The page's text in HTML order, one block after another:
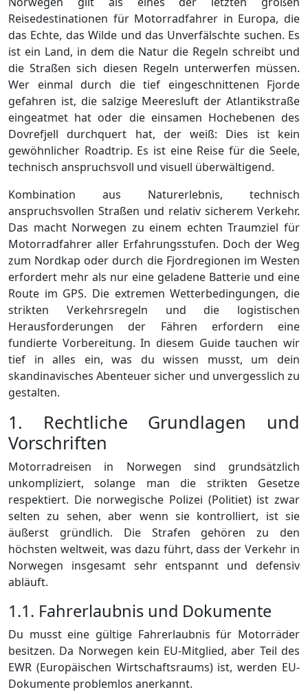
Reisedestinationen für Motorradfahrer in Europa, die
das Echte, das Wilde und das Unverfälschte suchen. Es
ist ein Land, in dem die Natur die Regeln schreibt und
die Straßen sich diesen Regeln unterwerfen müssen.
Wer einmal durch die tief eingeschnittenen Fjorde
gefahren ist, die salzige Meeresluft der Atlantikstraße
eingeatmet hat oder die einsamen Hochebenen des
Dovrefjell durchquert hat, der weiß: Dies ist kein
gewöhnlicher Roadtrip. Es ist eine Reise für die Seele,
technisch anspruchsvoll und visuell überwältigend.
Kombination aus Naturerlebnis, technisch
anspruchsvollen Straßen und relativ sicherem Verkehr.
Das macht Norwegen zu einem echten Traumziel für
Motorradfahrer aller Erfahrungsstufen. Doch der Weg
zum Nordkap oder durch die Fjordregionen im Westen
erfordert mehr als nur eine geladene Batterie und eine
Route im GPS. Die extremen Wetterbedingungen, die
strikten Verkehrsregeln und die logistischen
Herausforderungen der Fähren erfordern eine
fundierte Vorbereitung. In diesem Guide tauchen wir
tief in alles ein, was du wissen musst, um dein
skandinavisches Abenteuer sicher und unvergesslich zu
gestalten.
1. Rechtliche Grundlagen und
Vorschriften
Motorradreisen in Norwegen sind grundsätzlich
unkompliziert, solange man die strikten Gesetze
respektiert. Die norwegische Polizei (Politiet) ist zwar
selten zu sehen, aber wenn sie kontrolliert, ist sie
äußerst gründlich. Die Strafen gehören zu den
höchsten weltweit, was dazu führt, dass der Verkehr in
Norwegen insgesamt sehr entspannt und defensiv
abläuft.
1.1. Fahrerlaubnis und Dokumente
Du musst eine gültige Fahrerlaubnis für Motorräder
besitzen. Da Norwegen kein EU-Mitglied, aber Teil des
EWR (Europäischen Wirtschaftsraums) ist, werden EU-
Dokumente problemlos anerkannt.